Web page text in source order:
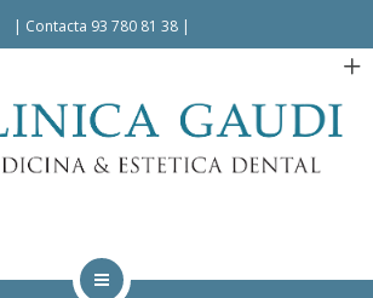
| Contacta 93 780 81 38 |